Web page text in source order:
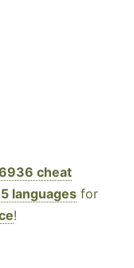
cheat
languages for
!